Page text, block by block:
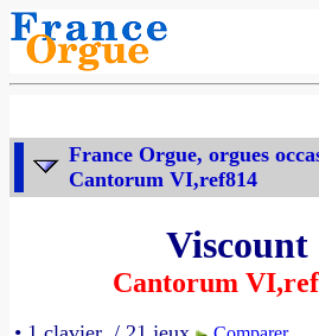
France Orgue, orgues
Cantorum VI,ref814
Viscount
Cantorum